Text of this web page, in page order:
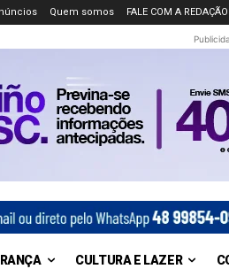
Quem somos FALE COM A REDAÇÃO
CULTURA E LAZER